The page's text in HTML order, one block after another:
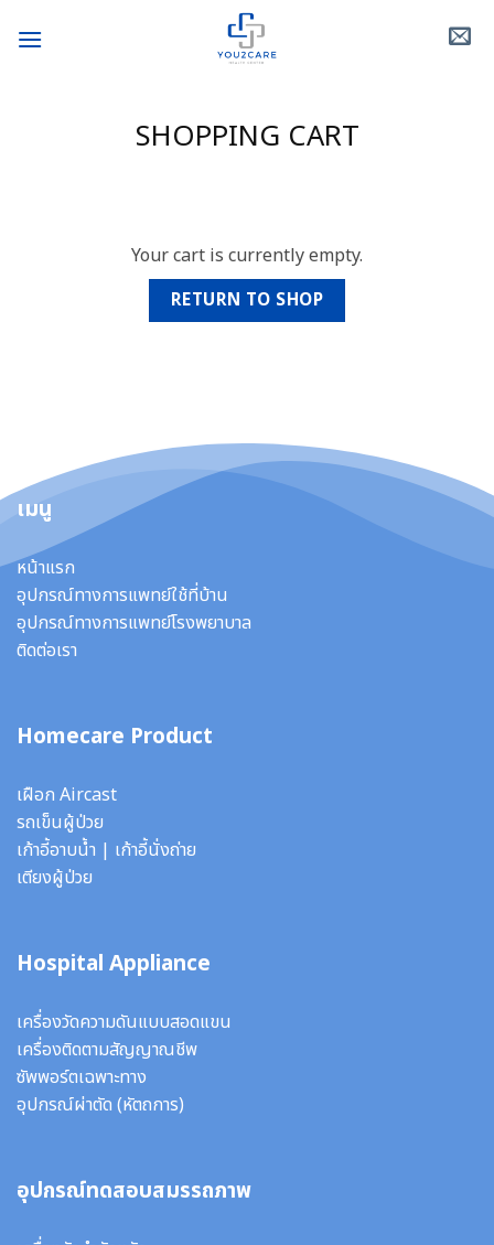
SHOPPING CART
Your cart is currently empty.
RETURN TO SHOP
เมนู
หน้าแรก
อุปกรณ์ทางการแพทย์ใช้ที่บ้าน
อุปกรณ์ทางการแพทย์โรงพยาบาล
ติดต่อเรา
Homecare Product
เฝือก Aircast
รถเข็นผู้ป่วย
เก้าอี้อาบน้ำ | เก้าอี้นั่งถ่าย
เตียงผู้ป่วย
Hospital Appliance
เครื่องวัดความดันแบบสอดแขน
เครื่องติดตามสัญญาณชีพ
ซัพพอร์ตเฉพาะทาง
อุปกรณ์ผ่าตัด (หัตถการ)
อุปกรณ์ทดสอบสมรรถภาพ